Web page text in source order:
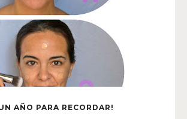
AÑO PARA RECORDAR!